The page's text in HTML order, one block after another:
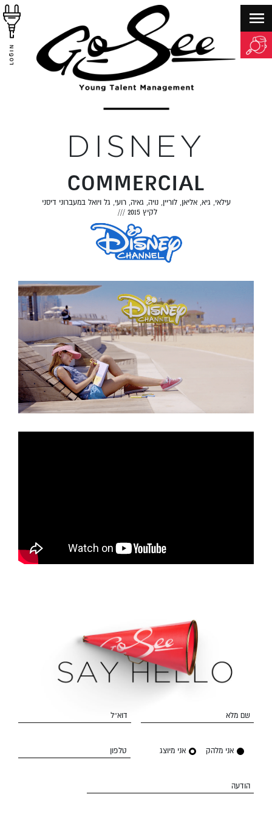
LOGIN
DISNEY
COMMERCIAL
עילאי, גיא, אליאן, לוריין, נויה, גאיה, רועי, גל ויואל במעברוני דיסני
לקיץ 2015
///
שם מלא דוא״ל
אני מלהק אני מיוצג טלפון
הודעה